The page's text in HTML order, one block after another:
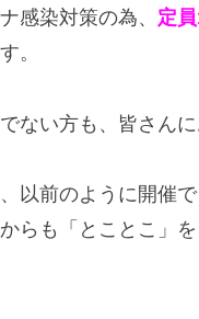
感染対策の為、 定
。
ない方も、皆さん
以前のように開催
らも「とことこ」